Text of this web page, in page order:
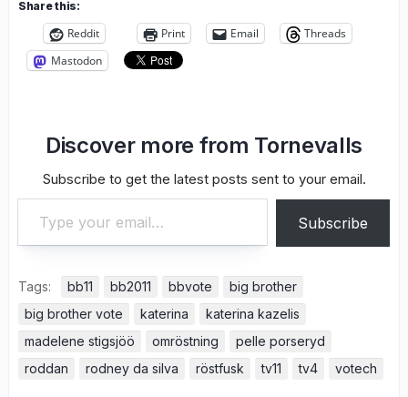
Share this:
Reddit Print Email
Threads
Mastodon
Discover more from Tornevalls
Subscribe to get the latest posts sent to your email.
Type your email…
Subscribe
Tags: bb11 bb2011 bbvote
big brother
big brother vote
katerina
katerina kazelis
madelene stigsjöö
omröstning
pelle porseryd
roddan
rodney da silva röstfusk tv11 tv4 votech